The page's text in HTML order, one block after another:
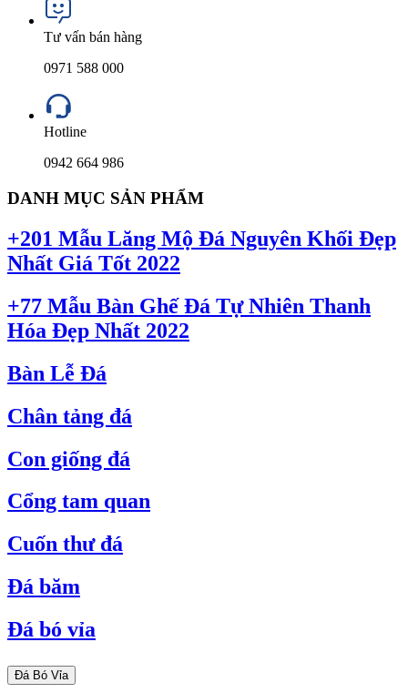
Tư vấn bán hàng
0971 588 000
Hotline
0942 664 986
DANH MỤC SẢN PHẨM
+201 Mẫu Lăng Mộ Đá Nguyên Khối Đẹp
Nhất Giá Tốt 2022
+77 Mẫu Bàn Ghế Đá Tự Nhiên Thanh
Hóa Đẹp Nhất 2022
Bàn Lễ Đá
Chân tảng đá
Con giống đá
Cổng tam quan
Cuốn thư đá
Đá băm
Đá bó vỉa
Đá Bó Vỉa